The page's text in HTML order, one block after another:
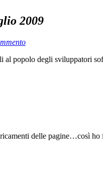
2009
al popolo degli sviluppatori
delle pagine…così